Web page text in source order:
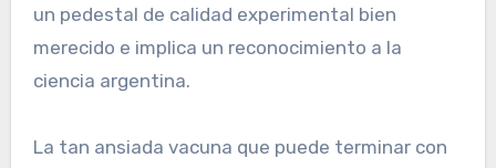
un pedestal de calidad experimental bien
merecido e implica un reconocimiento a la
ciencia argentina.
La tan ansiada vacuna que puede terminar con